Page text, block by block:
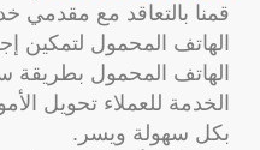
قمنا بالتعاقد مع مقدمي
الهاتف المحمول لتمكين
الهاتف المحمول بطريقة
الخدمة للعملاء تحويل
بكل سهولة ويسر.